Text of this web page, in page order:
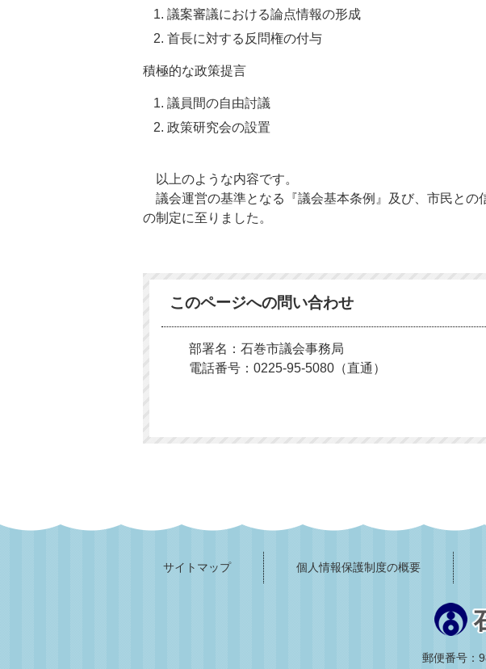
議案審議における論点情報の形成
首長に対する反問権の付与
積極的な政策提言
議員間の自由討議
政策研究会の設置
以上のような内容です。
議会運営の基準となる『議会基本条例』及び、市民との
の制定に至りました。
このページへの問い合わせ
部署名：石巻市議会事務局
電話番号：0225-95-5080（直通）
サイトマップ 個人情報保護制度の概要
郵便番号：